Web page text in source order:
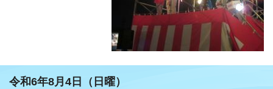
令和6年8月4日（日曜）